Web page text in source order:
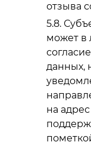
отзыва
может в
данных,
на